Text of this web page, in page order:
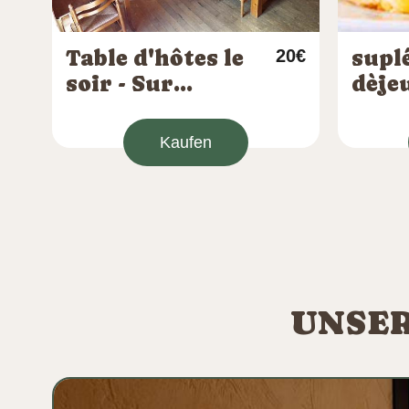
Table d'hôtes le
soir - Sur
obligatoire
20€
Kaufen